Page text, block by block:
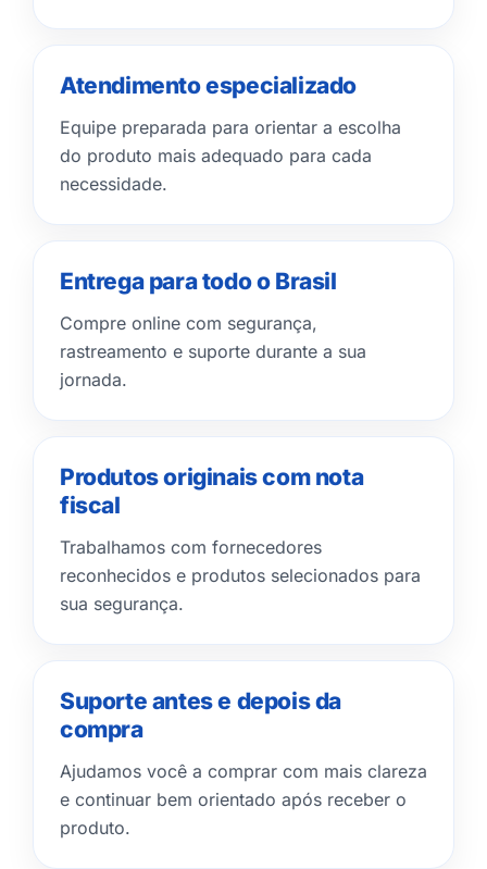
Atendimento especializado
Equipe preparada para orientar a escolha
do produto mais adequado para cada
necessidade.
Entrega para todo o Brasil
Compre online com segurança,
rastreamento e suporte durante a sua
jornada.
Produtos originais com nota
fiscal
Trabalhamos com fornecedores
reconhecidos e produtos selecionados para
sua segurança.
Suporte antes e depois da
compra
Ajudamos você a comprar com mais clareza
e continuar bem orientado após receber o
produto.